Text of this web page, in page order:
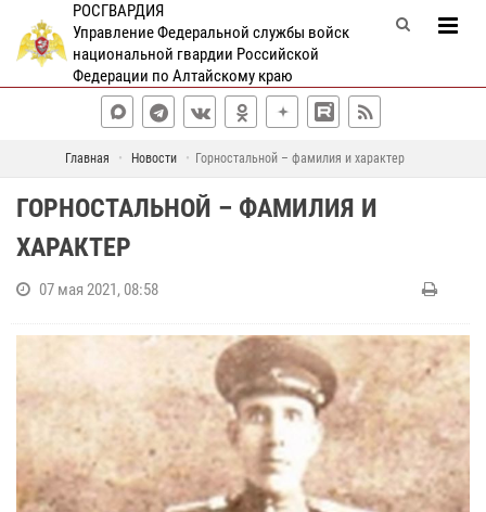
РОСГВАРДИЯ
Управление Федеральной службы войск
национальной гвардии Российской
Федерации по Алтайскому краю
Главная Новости Горностальной – фамилия и характер
ГОРНОСТАЛЬНОЙ – ФАМИЛИЯ И
ХАРАКТЕР
07 мая 2021, 08:58